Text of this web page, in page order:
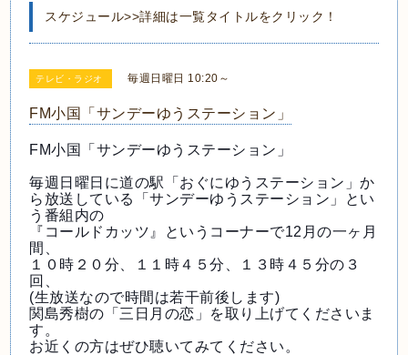
スケジュール>>詳細は一覧タイトルをクリック！
テレビ・ラジオ 毎週日曜日 10:20～
FM小国「サンデーゆうステーション」
FM小国「サンデーゆうステーション」
毎週日曜日に道の駅「おぐにゆうステーション」か
ら放送 している「サンデーゆうステーション」とい
う番組内の
『コールドカッツ』というコーナーで12月の一ヶ月
間、
１０時２０分、１１時４５分、１３時４５分の３
回、
(生放送なので時間は若干前後します)
関島秀樹の「三日月の恋」を取り上げてくださいま
す。
お近くの方はぜひ聴いてみてください。